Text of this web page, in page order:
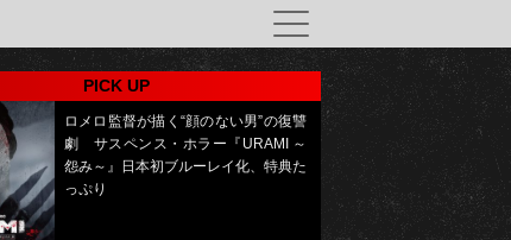
PICK UP
ロメロ監督が描く“顔のない男”の復讐
劇 サスペンス・ホラー『URAMI ～
怨み～』日本初ブルーレイ化、特典た
っぷり